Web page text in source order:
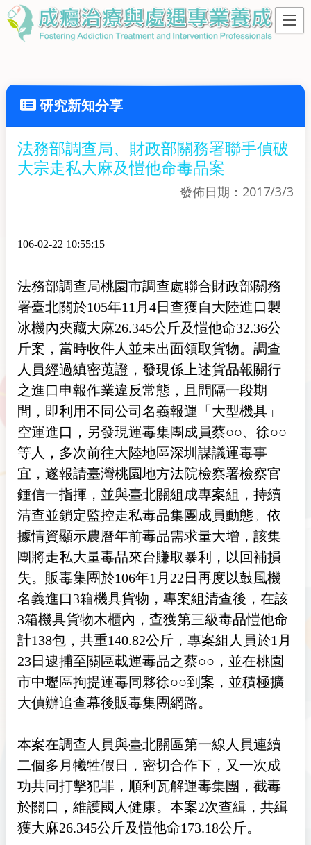
研究新知分享
法務部調查局、財政部關務署聯手偵破
大宗走私大麻及愷他命毒品案
發佈日期：2017/3/3
106-02-22 10:55:15
法務部調查局桃園市調查處聯合財政部關務
署臺北關於105年11月4日查獲自大陸進口製
冰機內夾藏大麻26.345公斤及愷他命32.36公
斤案，當時收件人並未出面領取貨物。調查
人員經過縝密蒐證，發現係上述貨品報關行
之進口申報作業違反常態，且間隔一段期
間，即利用不同公司名義報運「大型機具」
空運進口，另發現運毒集團成員蔡○○、徐○○
等人，多次前往大陸地區深圳謀議運毒事
宜，遂報請臺灣桃園地方法院檢察署檢察官
鍾信一指揮，並與臺北關組成專案組，持續
清查並鎖定監控走私毒品集團成員動態。依
據情資顯示農曆年前毒品需求量大增，該集
團將走私大量毒品來台賺取暴利，以回補損
失。販毒集團於106年1月22日再度以鼓風機
名義進口3箱機具貨物，專案組清查後，在該
3箱機具貨物木櫃內，查獲第三級毒品愷他命
計138包，共重140.82公斤，專案組人員於1月
23日逮捕至關區載運毒品之蔡○○，並在桃園
市中壢區拘提運毒同夥徐○○到案，並積極擴
大偵辦追查幕後販毒集團網路。
本案在調查人員與臺北關區第一線人員連續
二個多月犧牲假日，密切合作下，又一次成
功共同打擊犯罪，順利瓦解運毒集團，截毒
於關口，維護國人健康。本案2次查緝，共緝
獲大麻26.345公斤及愷他命173.18公斤。